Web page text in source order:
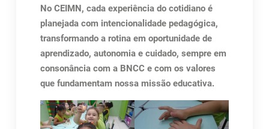
No CEIMN, cada experiência do cotidiano é
planejada com intencionalidade pedagógica,
transformando a rotina em oportunidade de
aprendizado, autonomia e cuidado, sempre em
consonância com a BNCC e com os valores
que fundamentam nossa missão educativa.